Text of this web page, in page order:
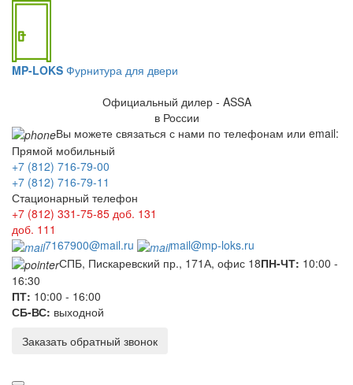
MP-LOKS Фурнитура для двери
Официальный дилер - ASSA
в России
Вы можете связаться с нами по телефонам или email:
Прямой мобильный
+7 (812) 716-79-00
+7 (812) 716-79-11
Стационарный телефон
+7 (812) 331-75-85 доб. 131
доб. 111
7167900@mail.ru
mail@mp-loks.ru
СПБ, Пискаревский пр., 171А, офис 18ПН-ЧТ: 10:00 -
16:30
ПТ: 10:00 - 16:00
СБ-ВС: выходной
Заказать обратный звонок